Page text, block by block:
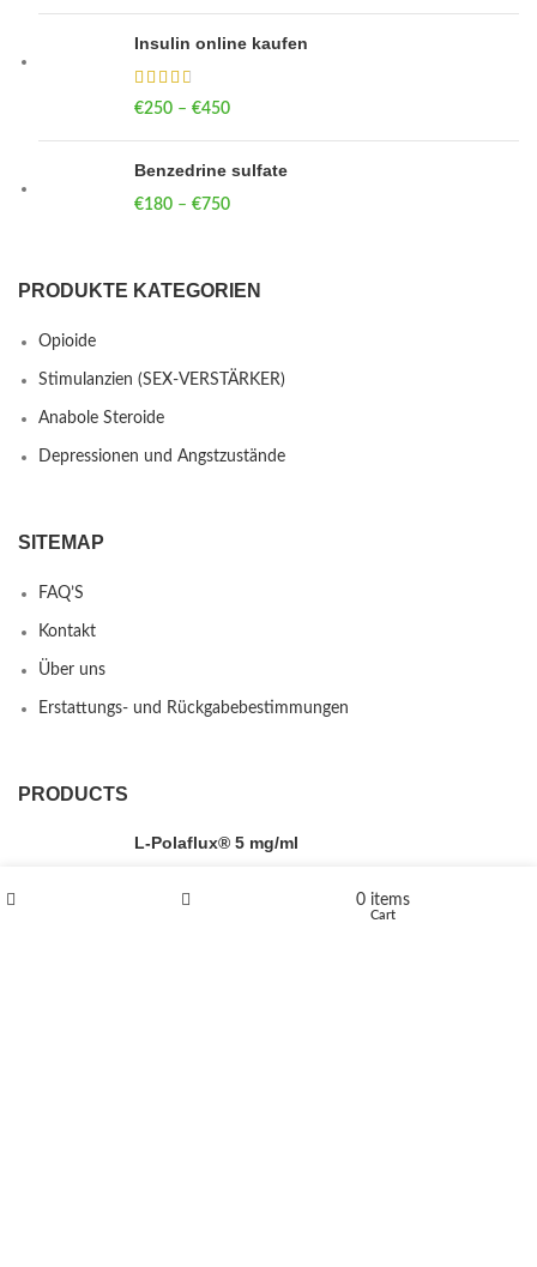
Insulin online kaufen
€250 – €450
Benzedrine sulfate
€180 – €750
PRODUKTE KATEGORIEN
Opioide
Stimulanzien (SEX-VERSTÄRKER)
Anabole Steroide
Depressionen und Angstzustände
SITEMAP
FAQ’S
Kontakt
Über uns
Erstattungs- und Rückgabebestimmungen
PRODUCTS
L-Polaflux® 5 mg/ml
0 items
Cart